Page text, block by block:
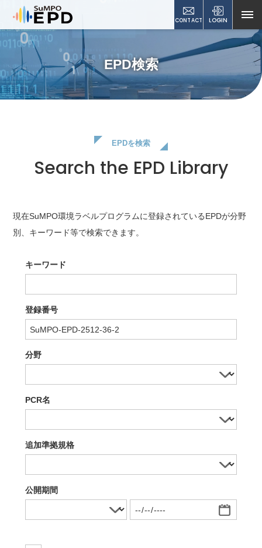
CONTACT LOGIN
EPD検索
EPDを検索
Search the EPD Library
現在SuMPO環境ラベルプログラムに登録されているEPDが分野
別、キーワード等で検索できます。
キーワード
登録番号
分野
PCR名
追加準拠規格
公開期間